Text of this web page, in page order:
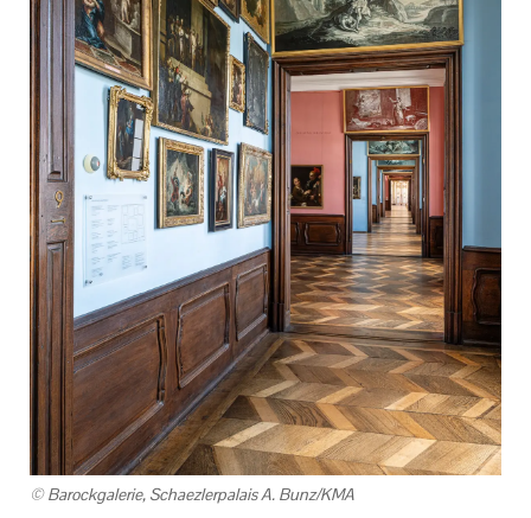
© Ba­rock­ga­le­rie, Scha­ez­ler­pa­lais A. Bunz/KMA